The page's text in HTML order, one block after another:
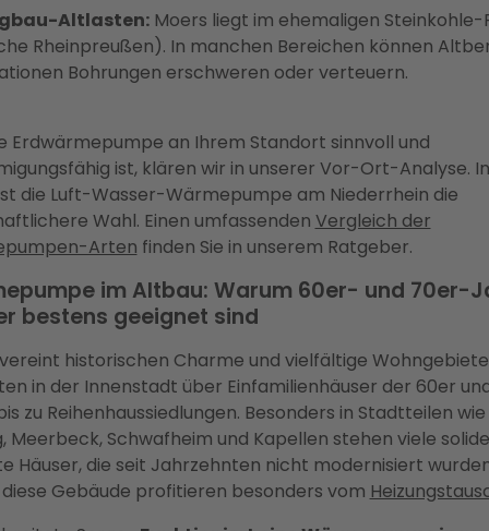
Altlasten:Moers liegt im ehemaligen Steinkohle-
Rheinpreußen). In manchen Bereichen können
Bohrungen erschweren oder verteuern.
Erdwärmepumpe an Ihrem Standort sinnvoll und
ist, klären wir in unserer Vor-Ort-Analyse.
die Luft-Wasser-Wärmepumpe am Niederrhein die
Wahl. Einen umfassenden Vergleich der
Arten finden Sie in unserem Ratgeber.
im Altbau: Warum 60er- und 70er-
bestens geeignet sind
historischen Charme und vielfältige
in der Innenstadt über Einfamilienhäuser der 60er
zu Reihenhaussiedlungen. Besonders in Stadtteilen wie
Meerbeck, Schwafheim und Kapellen stehen viele solide
Häuser, die seit Jahrzehnten nicht modernisiert
Gebäude profitieren besonders vom